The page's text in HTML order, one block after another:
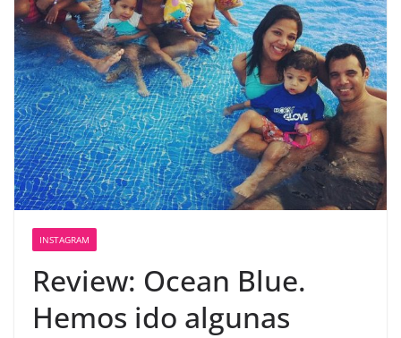
INSTAGRAM
Review: Ocean Blue.
Hemos ido algunas